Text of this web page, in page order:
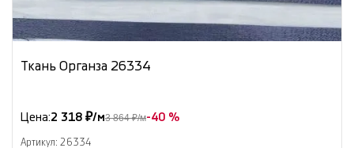
Ткань Органза 26334
Цена:2 318 ₽/м3 864 ₽/м-40 %
Артикул: 26334